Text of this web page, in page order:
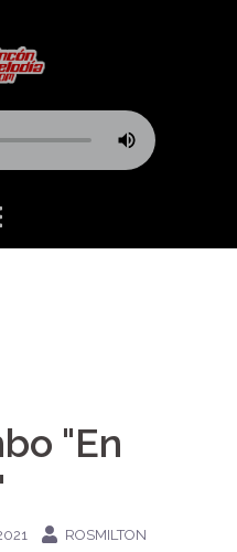
"En
ROSMILTON